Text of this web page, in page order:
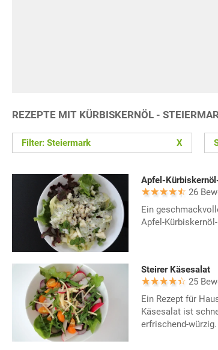
REZEPTE MIT KÜRBISKERNÖL -
Filter: Steiermark X
Apfel-
26
Ein
Apfel-
Steirer Käsesalat
25
Ein Rezept für
Käsesalat ist
erfrischend-würzig.